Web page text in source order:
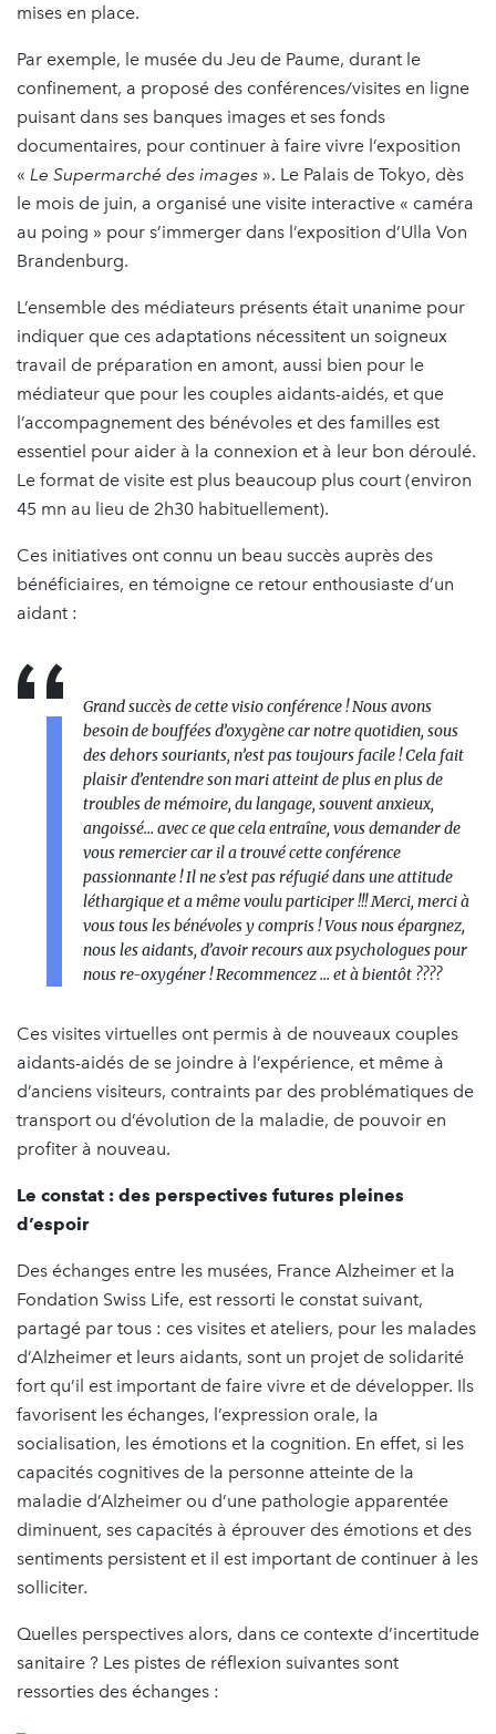
mises en place.
Par exemple, le musée du Jeu de Paume, durant le
confinement, a proposé des conférences/visites en ligne
puisant dans ses banques images et ses fonds
documentaires, pour continuer à faire vivre l’exposition
« Le Supermarché des images ». Le Palais de Tokyo, dès
le mois de juin, a organisé une visite interactive « caméra
au poing » pour s’immerger dans l’exposition d’Ulla Von
Brandenburg.
L’ensemble des médiateurs présents était unanime pour
indiquer que ces adaptations nécessitent un soigneux
travail de préparation en amont, aussi bien pour le
médiateur que pour les couples aidants-aidés, et que
l’accompagnement des bénévoles et des familles est
essentiel pour aider à la connexion et à leur bon déroulé.
Le format de visite est plus beaucoup plus court (environ
45 mn au lieu de 2h30 habituellement).
Ces initiatives ont connu un beau succès auprès des
bénéficiaires, en témoigne ce retour enthousiaste d’un
aidant :
Grand succès de cette visio conférence ! Nous avons
besoin de bouffées d’oxygène car notre quotidien, sous
des dehors souriants, n’est pas toujours facile ! Cela fait
plaisir d’entendre son mari atteint de plus en plus de
troubles de mémoire, du langage, souvent anxieux,
angoissé... avec ce que cela entraîne, vous demander de
vous remercier car il a trouvé cette conférence
passionnante ! Il ne s’est pas réfugié dans une attitude
léthargique et a même voulu participer !!! Merci, merci à
vous tous les bénévoles y compris ! Vous nous épargnez,
nous les aidants, d’avoir recours aux psychologues pour
nous re-oxygéner ! Recommencez ... et à bientôt ????
Ces visites virtuelles ont permis à de nouveaux couples
aidants-aidés de se joindre à l’expérience, et même à
d’anciens visiteurs, contraints par des problématiques de
transport ou d’évolution de la maladie, de pouvoir en
profiter à nouveau.
Le constat : des perspectives futures pleines
d’espoir
Des échanges entre les musées, France Alzheimer et la
Fondation Swiss Life, est ressorti le constat suivant,
partagé par tous : ces visites et ateliers, pour les malades
d’Alzheimer et leurs aidants, sont un projet de solidarité
fort qu’il est important de faire vivre et de développer. Ils
favorisent les échanges, l’expression orale, la
socialisation, les émotions et la cognition. En effet, si les
capacités cognitives de la personne atteinte de la
maladie d’Alzheimer ou d’une pathologie apparentée
diminuent, ses capacités à éprouver des émotions et des
sentiments persistent et il est important de continuer à les
solliciter.
Quelles perspectives alors, dans ce contexte d’incertitude
sanitaire ? Les pistes de réflexion suivantes sont
ressorties des échanges :